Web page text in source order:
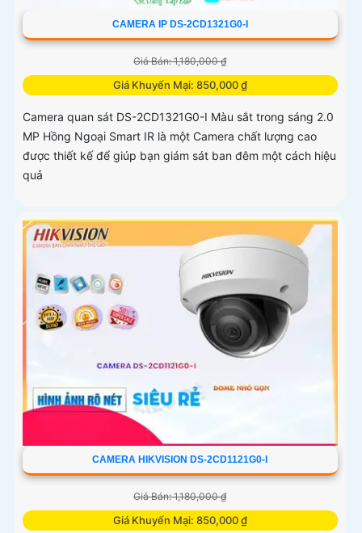
CAMERA IP DS-2CD1321G0-I
Giá Bán: 1,180,000 ₫
Giá Khuyến Mại: 850,000 ₫
Camera quan sát DS-2CD1321G0-I Màu sắt trong sáng 2.0
MP Hồng Ngoại Smart IR là một Camera chất lượng cao
được thiết kế để giúp bạn giám sát ban đêm một cách hiệu
quả
CAMERA HIKVISION DS-2CD1121G0-I
Giá Bán: 1,180,000 ₫
Giá Khuyến Mại: 850,000 ₫